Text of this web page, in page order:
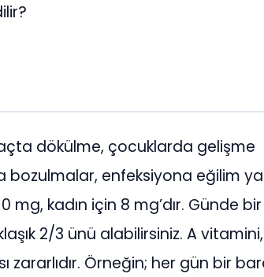
dökülme, çocuklarda gelişme
bozulmalar, enfeksiyona eğilim
mg, kadın için 8 mg’dır. Günde bir
2/3 ünü alabilirsiniz. A vitamini,
zararlıdır. Örneğin; her gün bir